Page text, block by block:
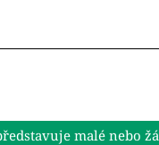
malé nebo